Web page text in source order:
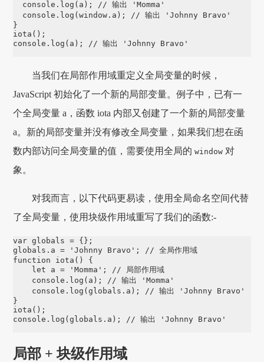
console . log (a);
// 输出 'Momma'
console . log (window . a );
// 输出 'Johnny Bravo'
iota
console . log (a); // 输出 'Johnny Bravo'
当我们在局部作用域重定义全局变量的时候，
JavaScript 初始化了一个新的局部变量。例子中，已有一
个全局变量 a，函数 iota 内部又创建了一个新的局部变量
a。新的局部变量并没有修改全局变量，如果我们想在函
数内部访问全局变量的值，需要使用全局的window 对
象。
对我而言，以下代码更易读，使用全局命名空间代替
了全局变量，使用块级作用域重写了我们的函数:-
var globals =
globals . a = 'Johnny Bravo ' ;
// 全局作用域
function
iota () {
let a = 'Momma ' ;
// 局部作用域
console . log (a);
// 输出 'Momma'
console . log (globals . a );
// 输出 'Johnny Bravo'
iota
console . log (globals . a ); // 输出 'Johnny Bravo'
局部 + 块级作用域